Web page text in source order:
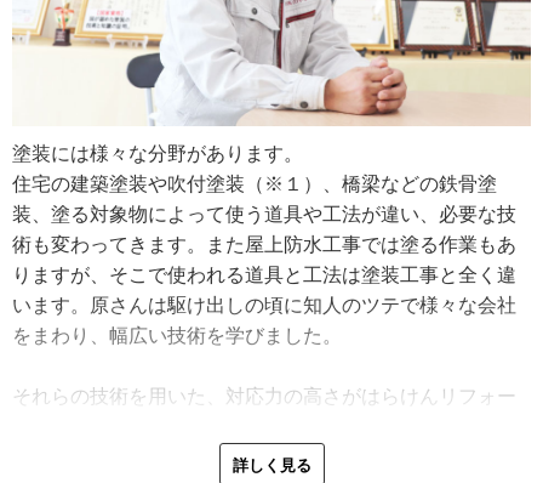
ね。膝が曲がりにくくなるかもと言われたまま、諦めなく
てよかった。あと、子どもの頃から独立心が強くて、いつ
か自分で会社をやりたいって考えていたので、とにかく仕
事はしたかった。塗装でやっていくと決めたので、はら建
開業当初は、やはりつてを頼った下請け仕事がメイン。経
営面ではたくさんの苦労があったそうです。原さんは商工
会議所の青年部等で経営について学び、どうしたら会社が
よい方向へ行けるかをじっくり考えてきました。
「お客さまと直接やりとりできる元請け仕事を増やして、
を変えていきたいですね。職人の世界は、仕事面でキツい
のもありますが、ボーナスや社会保障も手薄な会社が多く
て『働き方や待遇』に対する若者の期待値が低いんです。
塗装には様々な分野があります。
住宅の建築塗装や吹付塗装（※１）、橋梁などの鉄骨塗
装、塗る対象物によって使う道具や工法が違い、必要な技
術も変わってきます。また屋上防水工事では塗る作業もあ
りますが、そこで使われる道具と工法は塗装工事と全く違
います。原さんは駆け出しの頃に知人のツテで様々な会社
をまわり、幅広い技術を学びました。
それらの技術を用いた、対応力の高さがはらけんリフォー
らけん」と囁かれるような地域密着の体制づくりにも尽力
詳しく見る